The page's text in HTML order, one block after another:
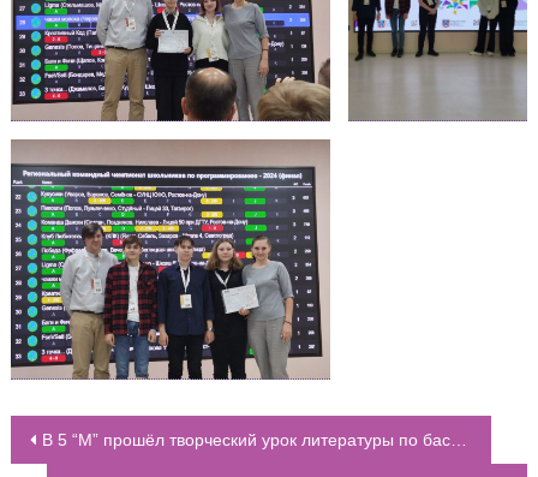
НАВИГАЦИЯ ПО ЗАПИСЯМ
В 5 “М” прошёл творческий урок литературы по басням И.А.Крылова